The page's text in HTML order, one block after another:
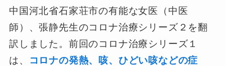
中国河北省石家荘市の有能な女医（中医
師）、張静先生のコロナ治療シリーズ２を翻
訳しました。前回のコロナ治療シリーズ１
は、
コロナの発熱、咳、ひどい咳などの症